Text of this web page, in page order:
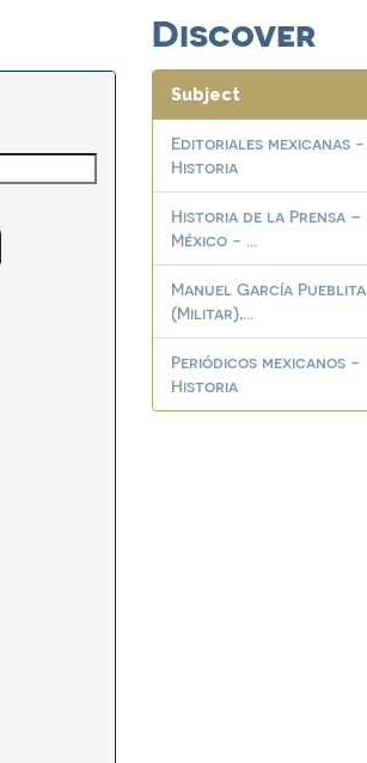
Discover
Subject
Editoriales mexicanas -
Historia
Historia de la Prensa –
México - ...
Manuel García Pueblita
(Militar),...
Periódicos mexicanos -
Historia